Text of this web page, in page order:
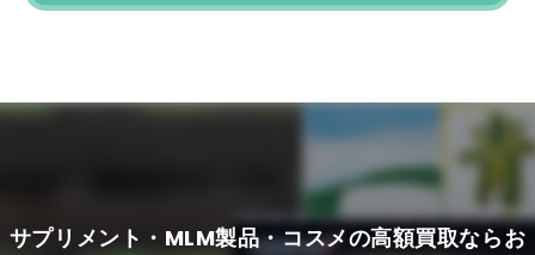
サプリメント・MLM製品・コスメの高額買取ならお